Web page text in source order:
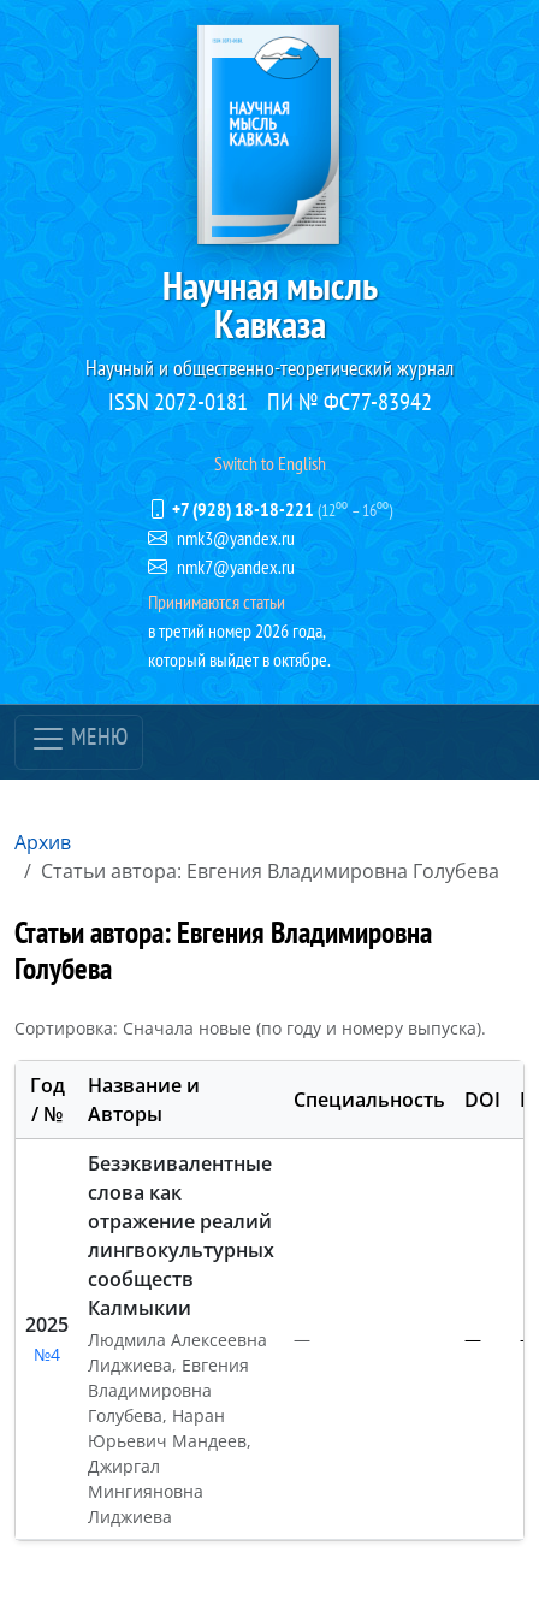
Научная мысль
Кавказа
Научный и общественно-теоретический журнал
ISSN 2072-0181 ПИ № ФС77-83942
Switch to English
+7 (928) 18-18-221(12⁰⁰ – 16⁰⁰)
nmk3@yandex.ru
nmk7@yandex.ru
Принимаются статьи
в третий номер 2026 года,
который выйдет в октябре.
МЕНЮ
Архив
Статьи автора: Евгения Владимировна Голубева
Статьи автора: Евгения Владимировна
Голубева
Сортировка: Сначала новые (по году и номеру выпуска).
Год
/ №
Название и
Авторы
Специальность DOI
2025
№4
Безэквивалентные
слова как
отражение реалий
лингвокультурных
сообществ
Калмыкии
Людмила Алексеевна
Лиджиева, Евгения
Владимировна
Голубева, Наран
Юрьевич Мандеев,
Джиргал
Мингияновна
Лиджиева
— — —